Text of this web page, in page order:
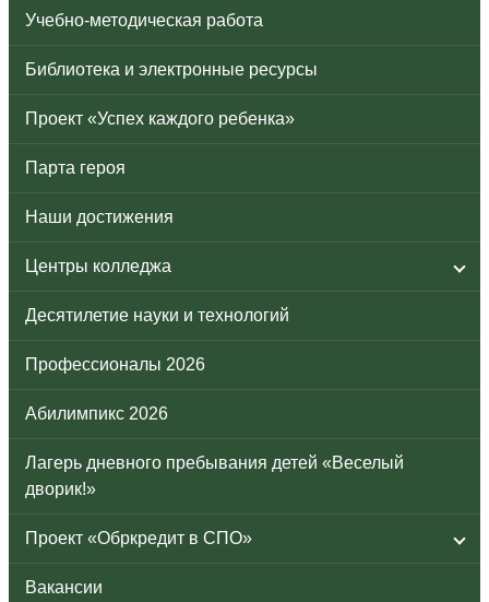
Учебно-методическая работа
Библиотека и электронные ресурсы
Проект «Успех каждого ребенка»
Парта героя
Наши достижения
Центры колледжа
Десятилетие науки и технологий
Профессионалы 2026
Абилимпикс 2026
Лагерь дневного пребывания детей «Веселый
дворик!»
Проект «Обркредит в СПО»
Вакансии